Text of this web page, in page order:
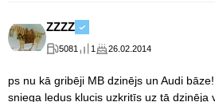
ZZZZ
5081 1 26.02.2014
ps nu kā gribēji MB dzinējs un Audi
sniega ledus klucis uzkritīs uz tā dzinēja